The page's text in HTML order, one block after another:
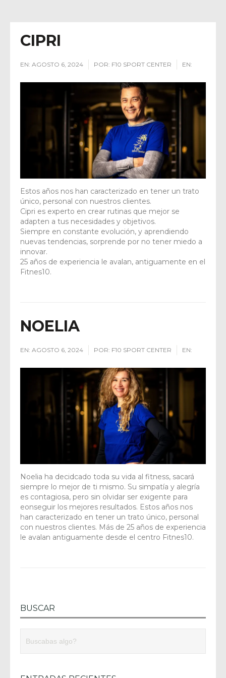
CIPRI
EN: AGOSTO 6, 2024 POR: F10 SPORT CENTER EN:
Estos años nos han caracterizado en tener un trato
único, personal con nuestros clientes.
Cipri es experto en crear rutinas que mejor se
adapten a tus necesidades y objetivos.
Siempre en constante evolución, y aprendiendo
nuevas tendencias, sorprende por no tener miedo a
innovar.
25 años de experiencia le avalan, antiguamente en el
Fitnes10.
NOELIA
EN: AGOSTO 6, 2024 POR: F10 SPORT CENTER EN:
Noelia ha decidcado toda su vida al fitness, sacará
siempre lo mejor de ti mismo. Su simpatía y alegría
es contagiosa, pero sin olvidar ser exigente para
eonseguir los mejores resultados. Estos años nos
han caracterizado en tener un trato único, personal
con nuestros clientes. Más de 25 años de experiencia
le avalan antiguamente desde el centro Fitnes10.
BUSCAR